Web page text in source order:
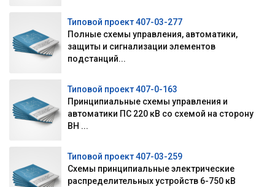
Типовой проект 407-03-277
Полные схемы управления, автоматики,
защиты и сигнализации элементов
подстанций...
Типовой проект 407-0-163
Принципиальные схемы управления и
автоматики ПС 220 кВ со схемой на сторону
ВН ...
Типовой проект 407-03-259
Схемы принципиальные электрические
распределительных устройств 6-750 кВ